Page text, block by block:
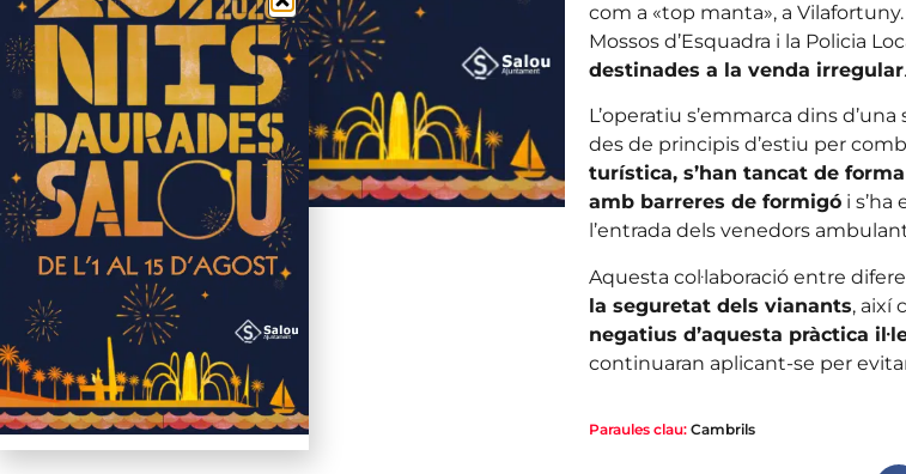
com a «top manta», a
Mossos d’Esquadra i la Policia
destinades a la venda irregular.
L’operatiu s’emmarca dins
des de principis d’estiu per
turística, s’han tancat de
amb barreres de formigói s’ha
l’entrada dels venedors
Aquesta col·laboració entre
la seguretat dels vianants, així
negatius d’aquesta pràctica
continuaran aplicant-se per
Paraules clau: Cambrils